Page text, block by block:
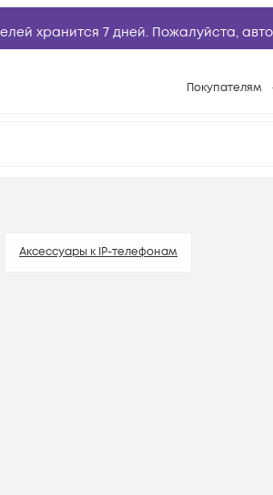
хранится 7 дней. Пожалуйста,
Покупателям
Аксессуары к IP-телефонам